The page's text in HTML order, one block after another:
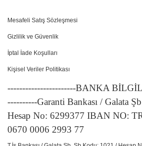
Mesafeli Satış Sözleşmesi
Gizlilik ve Güvenlik
İptal İade Koşulları
Kişisel Veriler Politikası
-----------------------BANKA
----------Garanti Bankası / Galata
Hesap No: 6299377 IBAN NO:
0670 0006 2993 77